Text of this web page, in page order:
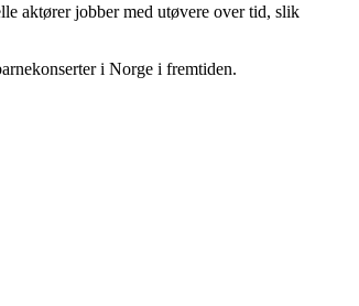
aktører jobber med utøvere over tid, slik
i Norge i fremtiden.